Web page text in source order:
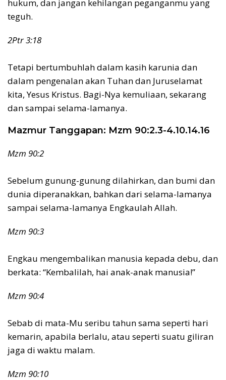
hukum, dan jangan kehilangan peganganmu yang
teguh.
2Ptr 3:18
Tetapi bertumbuhlah dalam kasih karunia dan
dalam pengenalan akan Tuhan dan Juruselamat
kita, Yesus Kristus. Bagi-Nya kemuliaan, sekarang
dan sampai selama-lamanya.
Mazmur Tanggapan: Mzm 90:2.3-4.10.14.16
Mzm 90:2
Sebelum gunung-gunung dilahirkan, dan bumi dan
dunia diperanakkan, bahkan dari selama-lamanya
sampai selama-lamanya Engkaulah Allah.
Mzm 90:3
Engkau mengembalikan manusia kepada debu, dan
berkata: “Kembalilah, hai anak-anak manusia!”
Mzm 90:4
Sebab di mata-Mu seribu tahun sama seperti hari
kemarin, apabila berlalu, atau seperti suatu giliran
jaga di waktu malam.
Mzm 90:10